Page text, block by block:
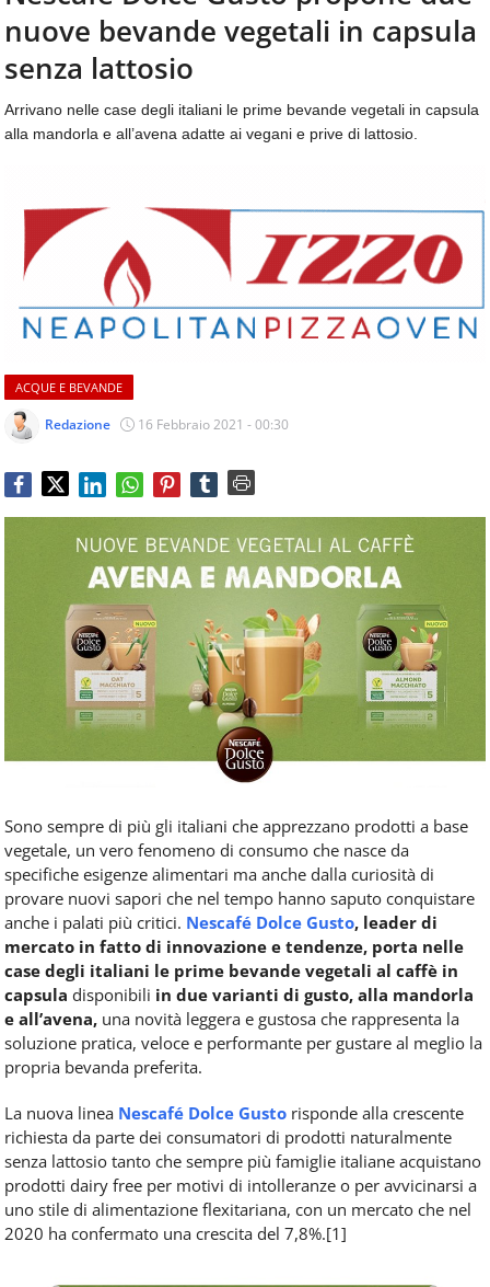
aggiornamenti
quotidiani
temi
come
ospitalità,
beverage,
catering
e
quotidiani
sul
dell'alimentazione,
dei
consumi
del
Food
Service
novità
comparto
Horeca.
CONTATTI
nuove bevande vegetali in capsula
senza lattosio
Arrivano nelle case degli italiani le prime bevande vegetali in capsula
alla mandorla e all’avena adatte ai vegani e prive di lattosio.
ACQUE E BEVANDE
Redazione 16 Febbraio 2021 - 00:30
Sono sempre di più gli italiani che apprezzano prodotti a base
vegetale, un vero fenomeno di consumo che nasce da
specifiche esigenze alimentari ma anche dalla curiosità di
provare nuovi sapori che nel tempo hanno saputo conquistare
anche i palati più critici. Nescafé Dolce Gusto, leader di
mercato in fatto di innovazione e tendenze, porta nelle
case degli italiani le prime bevande vegetali al caffè in
capsula disponibili in due varianti di gusto, alla mandorla
e all’avena, una novità leggera e gustosa che rappresenta la
soluzione pratica, veloce e performante per gustare al meglio la
propria bevanda preferita.
La nuova linea Nescafé Dolce Gusto risponde alla crescente
richiesta da parte dei consumatori di prodotti naturalmente
senza lattosio tanto che sempre più famiglie italiane acquistano
prodotti dairy free per motivi di intolleranze o per avvicinarsi a
uno stile di alimentazione flexitariana, con un mercato che nel
2020 ha confermato una crescita del 7,8%.[1]